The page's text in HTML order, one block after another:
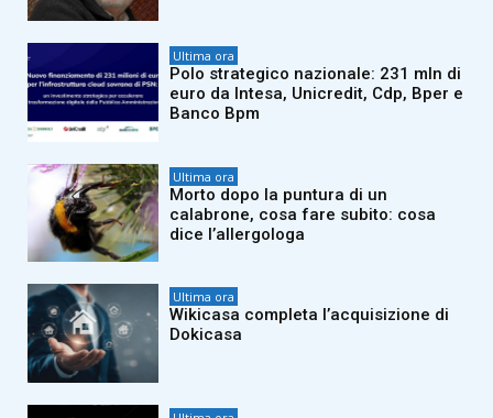
Ultima ora
Polo strategico nazionale: 231 mln di
euro da Intesa, Unicredit, Cdp, Bper e
Banco Bpm
Ultima ora
Morto dopo la puntura di un
calabrone, cosa fare subito: cosa
dice l’allergologa
Ultima ora
Wikicasa completa l’acquisizione di
Dokicasa